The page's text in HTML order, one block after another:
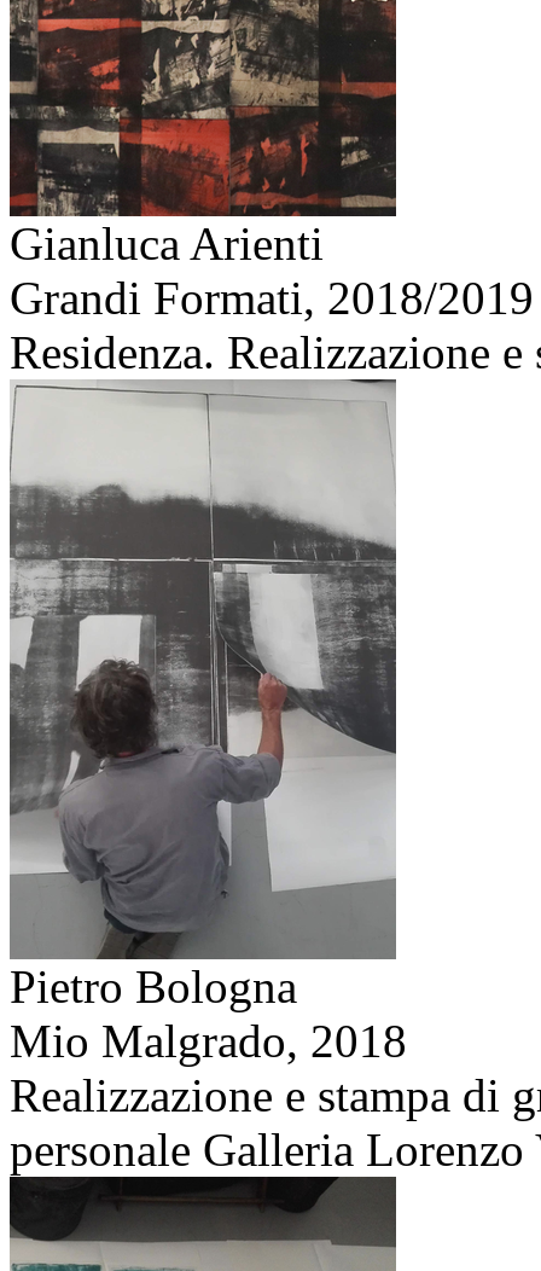
Gianluca Arienti
Grandi Formati, 2018/2019
Residenza. Realizzazione
Pietro Bologna
Mio Malgrado, 2018
Realizzazione e stampa di
personale Galleria